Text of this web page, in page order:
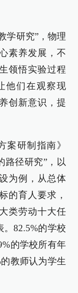
学研究”，物理
素养发展，不
领悟实验过程
他们在观察现
创新意识，提
案研制指南》
径研究”，以
为例，从总体
的育人要求，
类劳动十大任
82.5%的学校
的学校所有年
教师认为学生